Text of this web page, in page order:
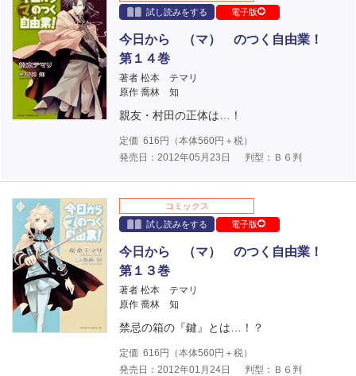
試し読みをする
電子版
今日から （マ） のつく自由業！
第１４巻
著者 松本 テマリ
原作 喬林 知
親友・村田の正体は…！
定価 616 円（本体560円＋税）
発売日：2012年05月23日
判型：Ｂ６判
コミックス
試し読みをする
電子版
今日から （マ） のつく自由業！
第１３巻
著者 松本 テマリ
原作 喬林 知
禁忌の箱の『鍵』とは…！？
定価 616 円（本体560円＋税）
発売日：2012年01月24日
判型：Ｂ６判